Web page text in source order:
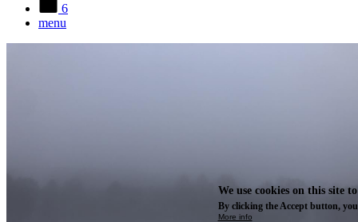
6
menu
We use cookies on this site
By clicking the Accept button,
More info